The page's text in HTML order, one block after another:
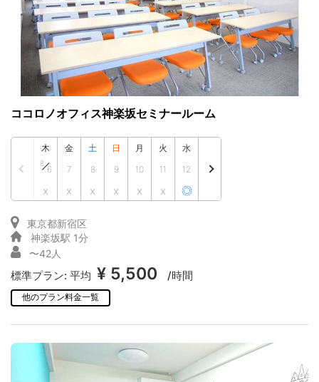
ココロノオフィス神楽坂セミナールーム
木
8
6
x
金
7
x
土
8
x
日
9
x
月
10
x
火
11
x
水
12
◎
東京都新宿区
神楽坂駅 1分
〜42人
標準プラン: 平均 ¥ 5,500 /時間
他のプラン料金一覧